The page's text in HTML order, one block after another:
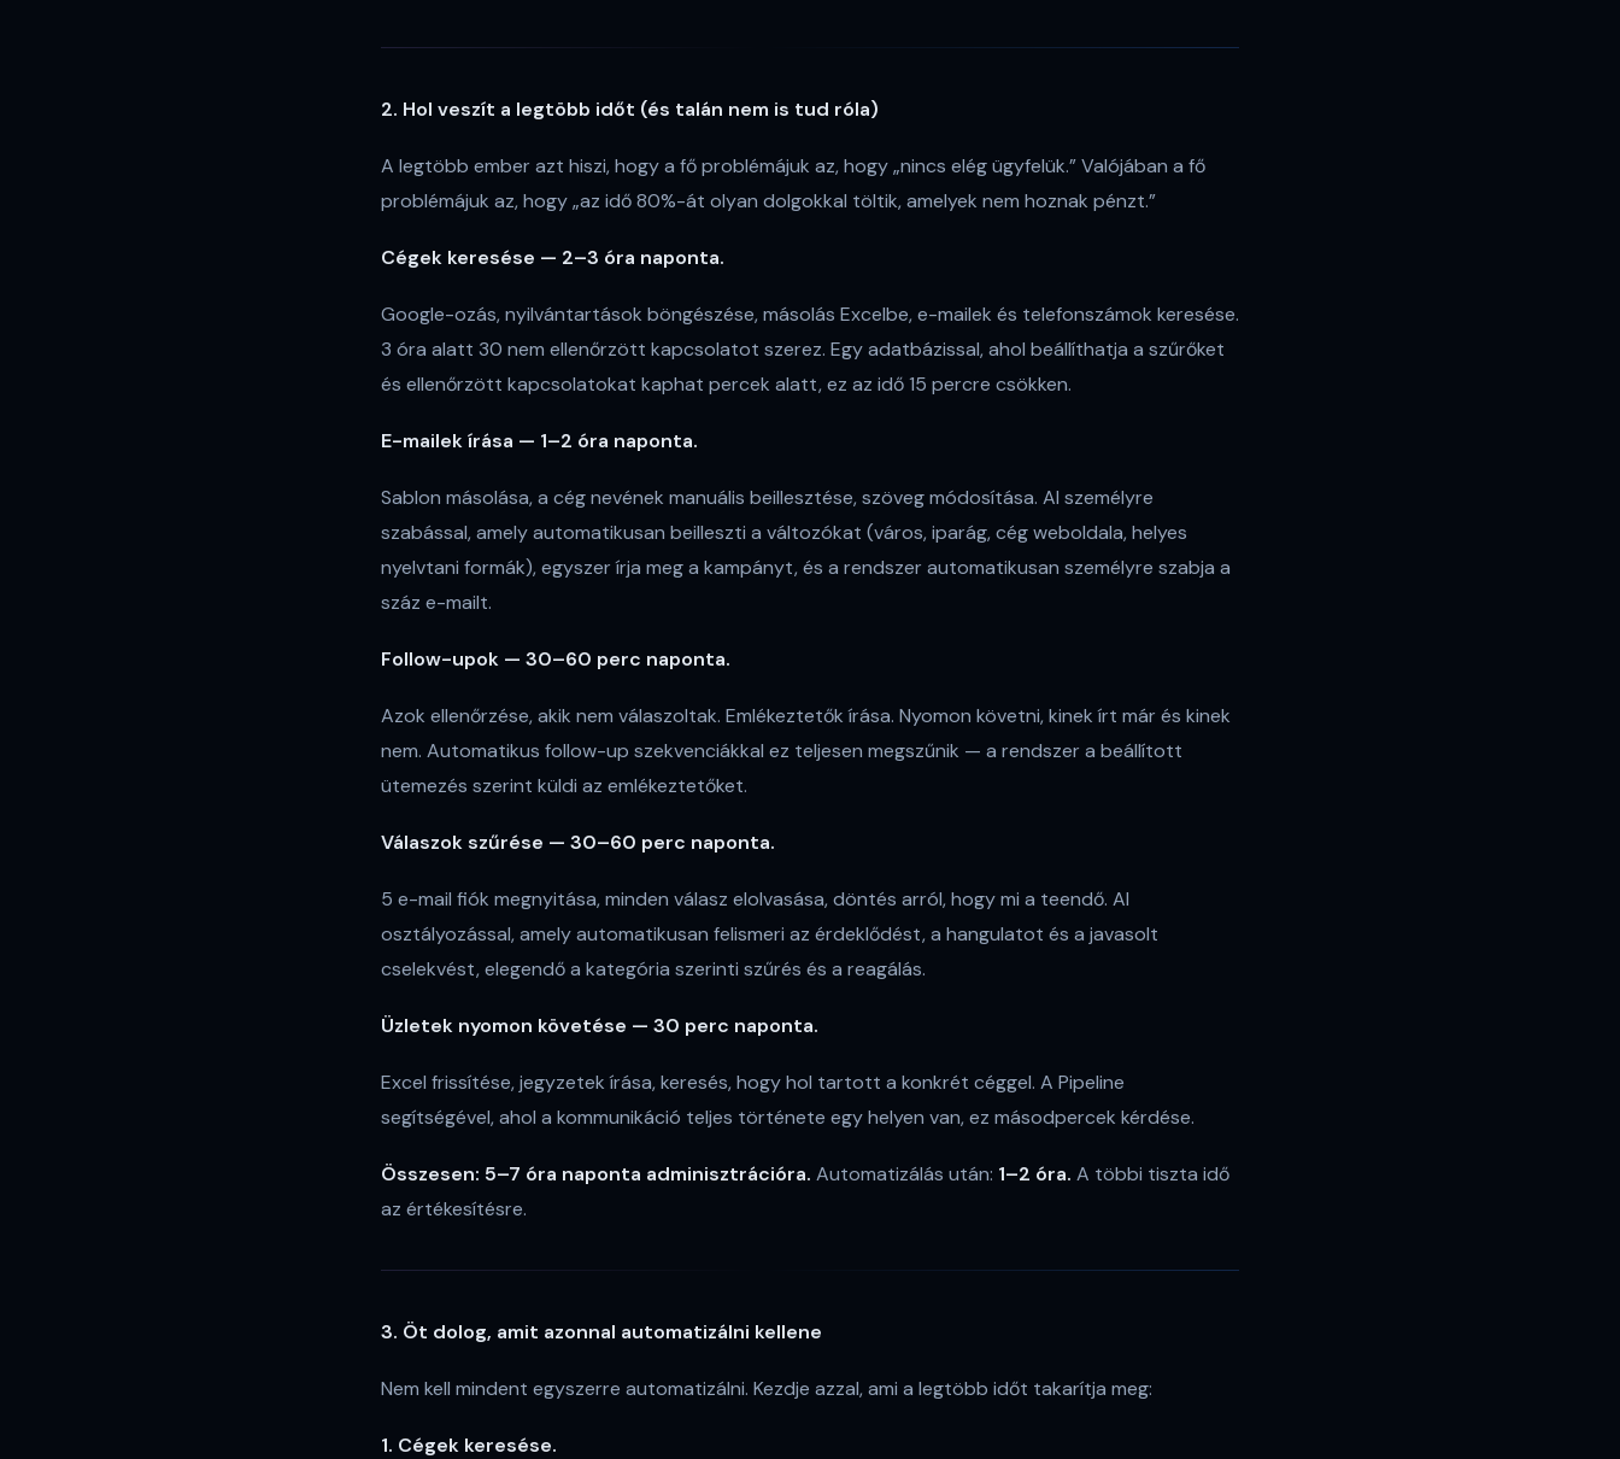
2. Hol veszít a legtöbb időt (és talán nem is tud róla)
A legtöbb ember azt hiszi, hogy a fő problémájuk az, hogy „nincs elég ügyfelük.” Valójában a fő
problémájuk az, hogy „az idő 80%-át olyan dolgokkal töltik, amelyek nem hoznak pénzt.”
Cégek keresése — 2–3 óra naponta.
Google-ozás, nyilvántartások böngészése, másolás Excelbe, e-mailek és telefonszámok keresése.
3 óra alatt 30 nem ellenőrzött kapcsolatot szerez. Egy adatbázissal, ahol beállíthatja a szűrőket
és ellenőrzött kapcsolatokat kaphat percek alatt, ez az idő 15 percre csökken.
E-mailek írása — 1–2 óra naponta.
Sablon másolása, a cég nevének manuális beillesztése, szöveg módosítása. AI személyre
szabással, amely automatikusan beilleszti a változókat (város, iparág, cég weboldala, helyes
nyelvtani formák), egyszer írja meg a kampányt, és a rendszer automatikusan személyre szabja a
száz e-mailt.
Follow-upok — 30–60 perc naponta.
Azok ellenőrzése, akik nem válaszoltak. Emlékeztetők írása. Nyomon követni, kinek írt már és kinek
nem. Automatikus follow-up szekvenciákkal ez teljesen megszűnik — a rendszer a beállított
ütemezés szerint küldi az emlékeztetőket.
Válaszok szűrése — 30–60 perc naponta.
5 e-mail fiók megnyitása, minden válasz elolvasása, döntés arról, hogy mi a teendő. AI
osztályozással, amely automatikusan felismeri az érdeklődést, a hangulatot és a javasolt
cselekvést, elegendő a kategória szerinti szűrés és a reagálás.
Üzletek nyomon követése — 30 perc naponta.
Excel frissítése, jegyzetek írása, keresés, hogy hol tartott a konkrét céggel. A Pipeline
segítségével, ahol a kommunikáció teljes története egy helyen van, ez másodpercek kérdése.
Összesen: 5–7 óra naponta adminisztrációra. Automatizálás után: 1–2 óra. A többi tiszta idő
az értékesítésre.
3. Öt dolog, amit azonnal automatizálni kellene
Nem kell mindent egyszerre automatizálni. Kezdje azzal, ami a legtöbb időt takarítja meg:
1. Cégek keresése.